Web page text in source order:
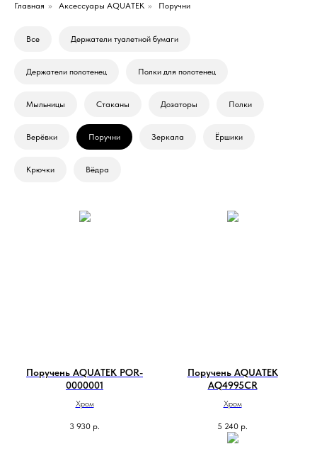
Главная » Аксессуары AQUATEK » Поручни
Все Держатели туалетной бумаги
Держатели полотенец Полки для полотенец
Мыльницы Стаканы Дозаторы Полки
Верёвки Поручни Зеркала Ёршики
Крючки Вёдра
Поручень AQUATEK POR-
0000001
Хром
3 930 р.
Поручень AQUATEK
AQ4995CR
Хром
5 240 р.